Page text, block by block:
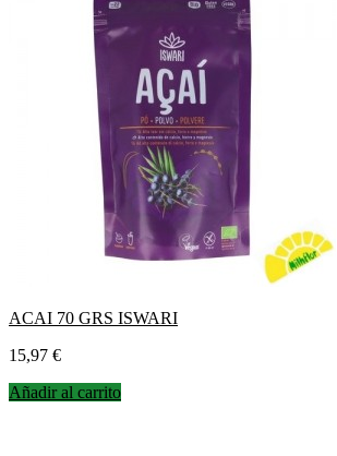
ACAI 70 GRS ISWARI
Precio
15,97 €
Añadir al carrito